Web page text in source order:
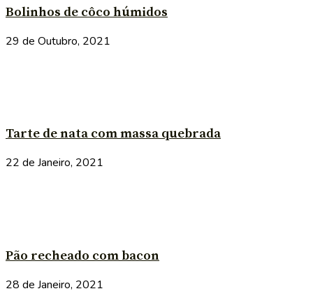
Bolinhos de côco húmidos
29 de Outubro, 2021
Tarte de nata com massa quebrada
22 de Janeiro, 2021
Pão recheado com bacon
28 de Janeiro, 2021